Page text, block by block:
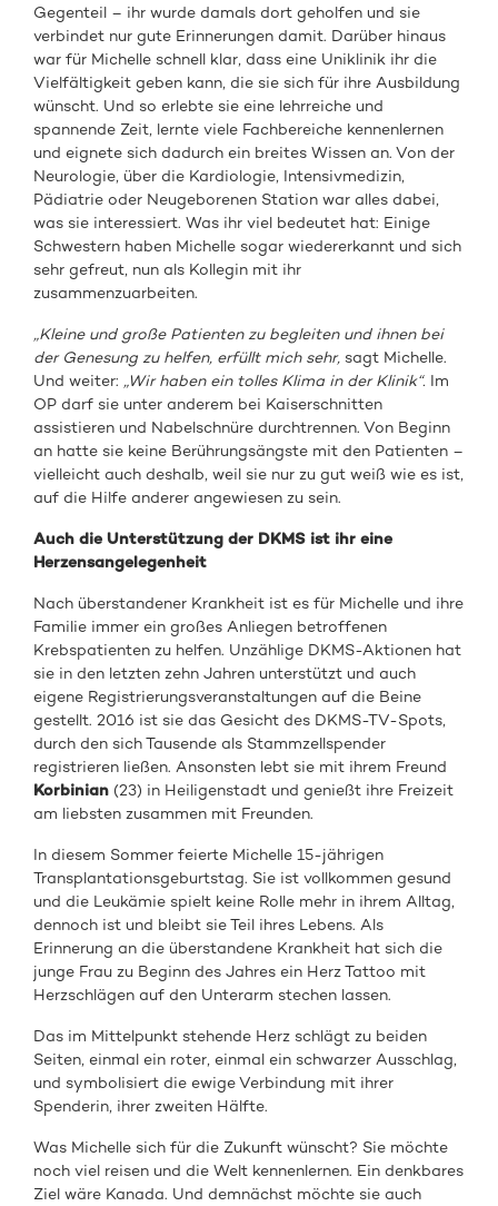
Gegenteil – ihr wurde damals dort geholfen und sie
verbindet nur gute Erinnerungen damit. Darüber hinaus
war für Michelle schnell klar, dass eine Uniklinik ihr die
Vielfältigkeit geben kann, die sie sich für ihre Ausbildung
wünscht. Und so erlebte sie eine lehrreiche und
spannende Zeit, lernte viele Fachbereiche kennenlernen
und eignete sich dadurch ein breites Wissen an. Von der
Neurologie, über die Kardiologie, Intensivmedizin,
Pädiatrie oder Neugeborenen Station war alles dabei,
was sie interessiert. Was ihr viel bedeutet hat: Einige
Schwestern haben Michelle sogar wiedererkannt und sich
sehr gefreut, nun als Kollegin mit ihr
zusammenzuarbeiten.
„Kleine und große Patienten zu begleiten und ihnen bei
der Genesung zu helfen, erfüllt mich sehr, sagt Michelle.
Und weiter: „Wir haben ein tolles Klima in der Klinik“. Im
OP darf sie unter anderem bei Kaiserschnitten
assistieren und Nabelschnüre durchtrennen. Von Beginn
an hatte sie keine Berührungsängste mit den Patienten –
vielleicht auch deshalb, weil sie nur zu gut weiß wie es ist,
auf die Hilfe anderer angewiesen zu sein.
Auch die Unterstützung der DKMS ist ihr eine
Herzensangelegenheit
Nach überstandener Krankheit ist es für Michelle und ihre
Familie immer ein großes Anliegen betroffenen
Krebspatienten zu helfen. Unzählige DKMS-Aktionen hat
sie in den letzten zehn Jahren unterstützt und auch
eigene Registrierungsveranstaltungen auf die Beine
gestellt. 2016 ist sie das Gesicht des DKMS-TV-Spots,
durch den sich Tausende als Stammzellspender
registrieren ließen. Ansonsten lebt sie mit ihrem Freund
Korbinian (23) in Heiligenstadt und genießt ihre Freizeit
am liebsten zusammen mit Freunden.
In diesem Sommer feierte Michelle 15-jährigen
Transplantationsgeburtstag. Sie ist vollkommen gesund
und die Leukämie spielt keine Rolle mehr in ihrem Alltag,
dennoch ist und bleibt sie Teil ihres Lebens. Als
Erinnerung an die überstandene Krankheit hat sich die
junge Frau zu Beginn des Jahres ein Herz Tattoo mit
Herzschlägen auf den Unterarm stechen lassen.
Das im Mittelpunkt stehende Herz schlägt zu beiden
Seiten, einmal ein roter, einmal ein schwarzer Ausschlag,
und symbolisiert die ewige Verbindung mit ihrer
Spenderin, ihrer zweiten Hälfte.
Was Michelle sich für die Zukunft wünscht? Sie möchte
noch viel reisen und die Welt kennenlernen. Ein denkbares
Ziel wäre Kanada. Und demnächst möchte sie auch